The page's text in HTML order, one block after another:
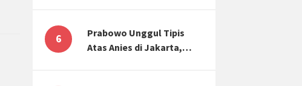
Effect
6
Prabowo Unggul Tipis
Atas Anies di Jakarta,